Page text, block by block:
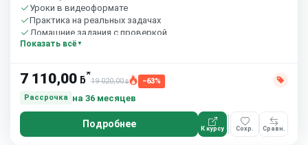
Уроки в видеоформате
Практика на реальных задачах
Домашние задания с проверкой
Сообщество студентов
Показать всё
7 110,00 ƃ*
19 020,00ƃ
−63%
Рассрочка
на 36 месяцев
Подробнее К курсу Сохр. Сравн.